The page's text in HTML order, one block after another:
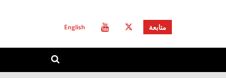
متابعة English
استمارة
ابحث